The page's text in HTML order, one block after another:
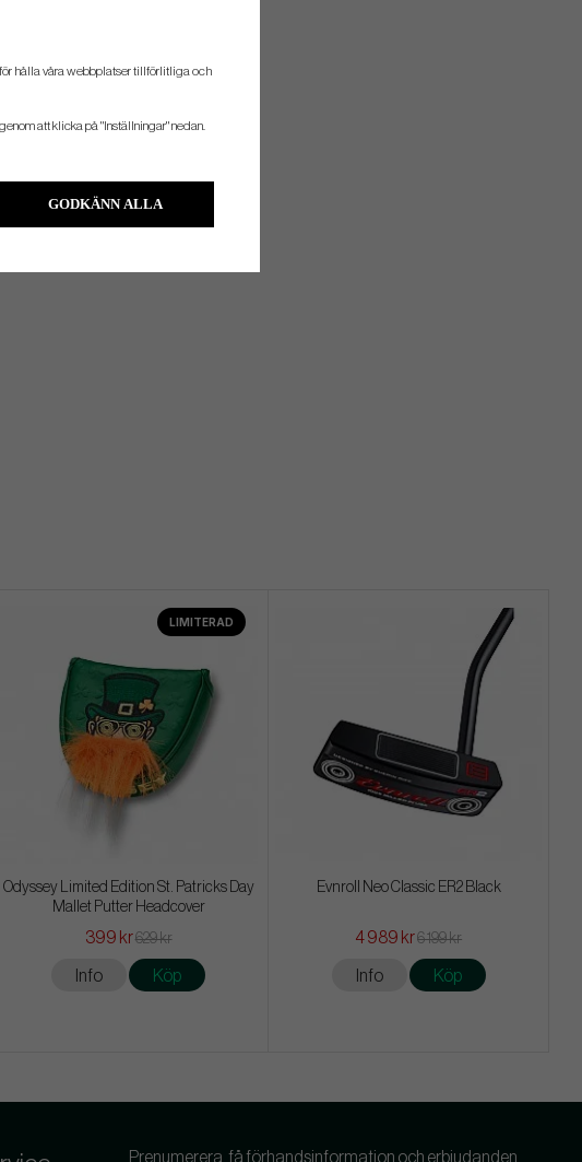
LIMITERAD
Odyssey Limited Edition St. Patricks Day
Mallet Putter Headcover
399 kr629 kr
Info Köp
Evnroll Neo Classic ER2 Black
4 989 kr6 199 kr
Info Köp
Prenumerera, få förhandsinformation och erbjudanden.
hålla våra webbplatser tillförlitliga och
att klicka på "Inställningar" nedan.
GODKÄNN ALLA